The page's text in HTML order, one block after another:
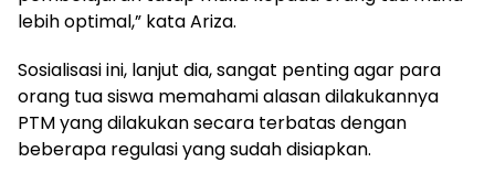
lebih optimal,” kata Ariza.
Sosialisasi ini, lanjut dia, sangat penting agar para
orang tua siswa memahami alasan dilakukannya
PTM yang dilakukan secara terbatas dengan
beberapa regulasi yang sudah disiapkan.